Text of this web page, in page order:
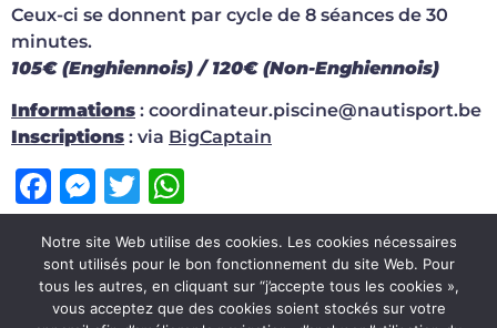
Ceux-ci se donnent par cycle de 8 séances de 30
minutes.
105€ (Enghiennois) / 120€ (Non-Enghiennois)
Informations : coordinateur.piscine@nautisport.be
Inscriptions : via BigCaptain
Facebook
Messenger
Twitter
Étiquetécours collectifs,enghien,nautisport,
piscine
Conditions d’utilisation du site
Notre site Web utilise des cookies. Les cookies nécessaires
sont utilisés pour le bon fonctionnement du site Web. Pour
tous les autres, en cliquant sur “j’accepte tous les cookies »,
vous acceptez que des cookies soient stockés sur votre